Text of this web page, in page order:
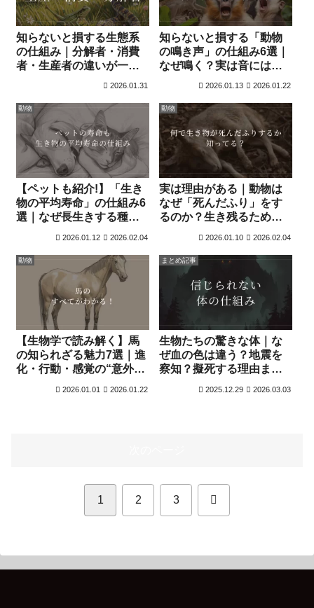
知らないと損する生態系
の仕組み｜分解者・消費
者・生産者の違いが一発
2026.01.31
知らないと損する「動物
の鳴き声」の仕組み6選｜
なぜ鳴く？実は音には生
2026.01.13 2026.01.22
動物
【ペットも紹介!】「生き
物の平均寿命」の仕組み6
選｜なぜ長生きする種と
2026.01.12 2026.02.04
動物
実は理由がある｜動物は
なぜ「死んだふり」をす
るのか？生き残るための
2026.01.10 2026.02.04
動物
【生物学で読み解く】馬
の知られざる魅力7選｜進
化・行動・感覚の“意外な
2026.01.01 2026.01.22
まとめ記事
生物たちの驚きな体｜な
ぜ血の色は違う？地震を
察知？擬死する理由まで
2025.12.29 2026.03.03
1 2 3 次